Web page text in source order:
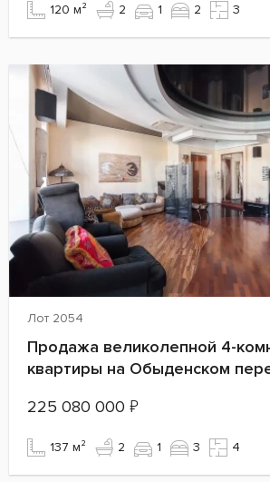
120 м² 2 1 2 3
Лот 2054
Продажа великолепной 4-
квартиры на Обыденском
225 080 000 ₽
137 м² 2 1 3 4